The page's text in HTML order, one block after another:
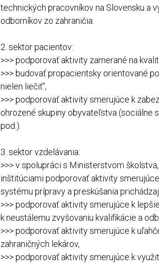
technických pracovníkov na Slovensku a
odborníkov zo zahraničia.
2. sektor pacientov:
>>> podporovať aktivity zamerané na
>>> budovať propacientsky orientované
nielen liečiť“,
>>> podporovať aktivity smerujúce k
ohrozené skupiny obyvateľstva (sociálne
pod.).
3. sektor vzdelávania:
>>> v spolupráci s Ministerstvom
inštitúciami podporovať aktivity
systému prípravy a preskúšania
>>> podporovať aktivity smerujúce k
k neustálemu zvyšovaniu kvalifikácie a
>>> podporovať aktivity smerujúce k
zahraničných lekárov,
>>> podporovať aktivity smerujúce k